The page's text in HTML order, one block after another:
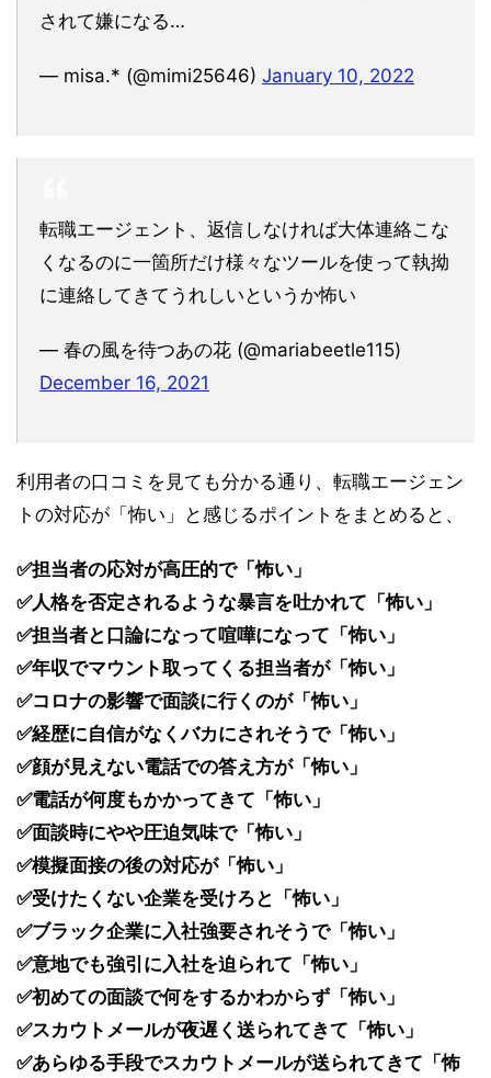
されて嫌になる…
— misa.* (@mimi25646) January 10, 2022
転職エージェント、返信しなければ大体連絡こな
くなるのに一箇所だけ様々なツールを使って執拗
に連絡してきてうれしいというか怖い
— 春の風を待つあの花 (@mariabeetle115)
December 16, 2021
利用者の口コミを見ても分かる通り、転職エージェン
トの対応が「怖い」と感じるポイントをまとめると、
✅担当者の応対が高圧的で「怖い」
✅人格を否定されるような暴言を吐かれて「怖い」
✅担当者と口論になって喧嘩になって「怖い」
✅年収でマウント取ってくる担当者が「怖い」
✅コロナの影響で面談に行くのが「怖い」
✅経歴に自信がなくバカにされそうで「怖い」
✅顔が見えない電話での答え方が「怖い」
✅電話が何度もかかってきて「怖い」
✅面談時にやや圧迫気味で「怖い」
✅模擬面接の後の対応が「怖い」
✅受けたくない企業を受けろと「怖い」
✅ブラック企業に入社強要されそうで「怖い」
✅意地でも強引に入社を迫られて「怖い」
✅初めての面談で何をするかわからず「怖い」
✅スカウトメールが夜遅く送られてきて「怖い」
✅あらゆる手段でスカウトメールが送られてきて「怖